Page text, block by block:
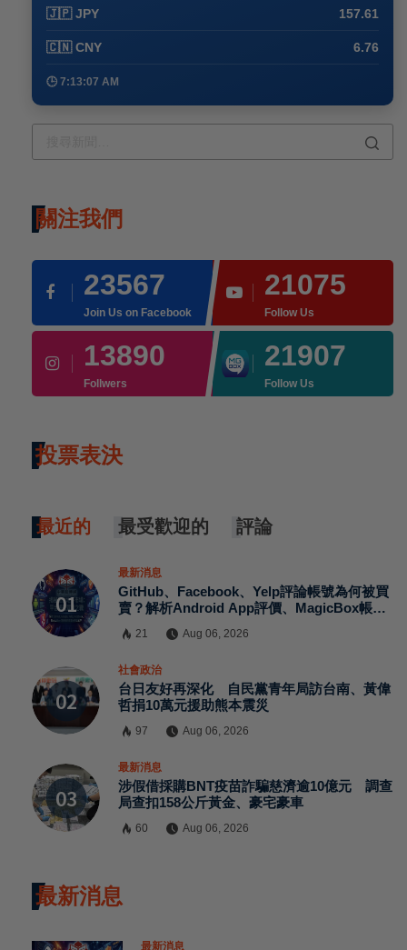
🇯🇵 JPY 157.61
🇨🇳 CNY 6.76
🕒 7:13:07 AM
關注我們
23567
Join Us on Facebook
21075
Follow Us
13890
Follwers
21907
Follow Us
投票表決
最近的 最受歡迎的 評論
最新消息
GitHub、Facebook、Yelp評論帳號為何被買
賣？解析Android App評價、MagicBox帳號
信任危機
21 Aug 06, 2026
社會政治
台日友好再深化 自民黨青年局訪台南、黃偉
哲捐10萬元援助熊本震災
97 Aug 06, 2026
最新消息
涉假借採購BNT疫苗詐騙慈濟逾10億元 調查
局查扣158公斤黃金、豪宅豪車
60 Aug 06, 2026
最新消息
最新消息